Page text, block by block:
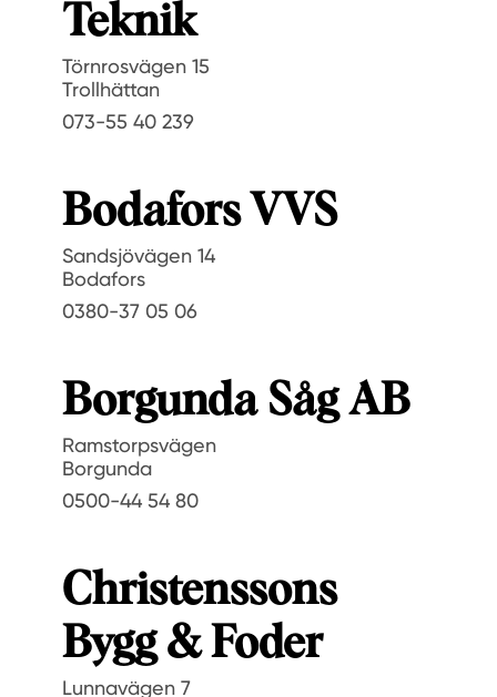
Teknik
Törnrosvägen 15
Trollhättan
073-55 40 239
Bodafors VVS
Sandsjövägen 14
Bodafors
0380-37 05 06
Borgunda Såg AB
Ramstorpsvägen
Borgunda
0500-44 54 80
Christenssons
Bygg & Foder
Lunnavägen 7